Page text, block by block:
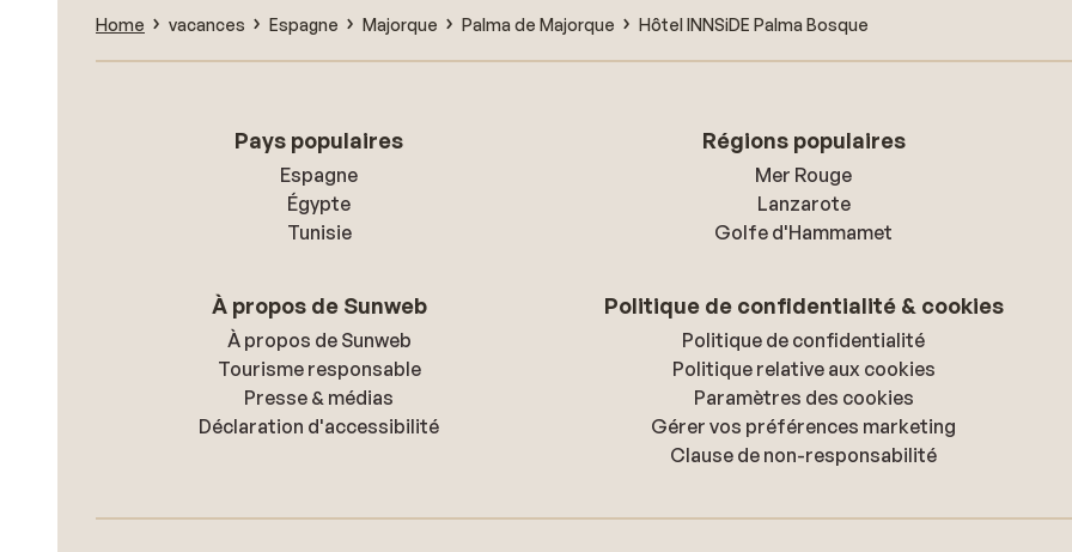
Home vacances Espagne Majorque Palma de Majorque Hôtel INNSiDE Palma Bosque
Pays populaires
Espagne
Égypte
Tunisie
Régions populaires
Mer Rouge
Lanzarote
Golfe d'Hammamet
À propos de Sunweb
À propos de Sunweb
Tourisme responsable
Presse & médias
Déclaration d'accessibilité
Politique de confidentialité & cookies
Politique de confidentialité
Politique relative aux cookies
Paramètres des cookies
Gérer vos préférences marketing
Clause de non-responsabilité